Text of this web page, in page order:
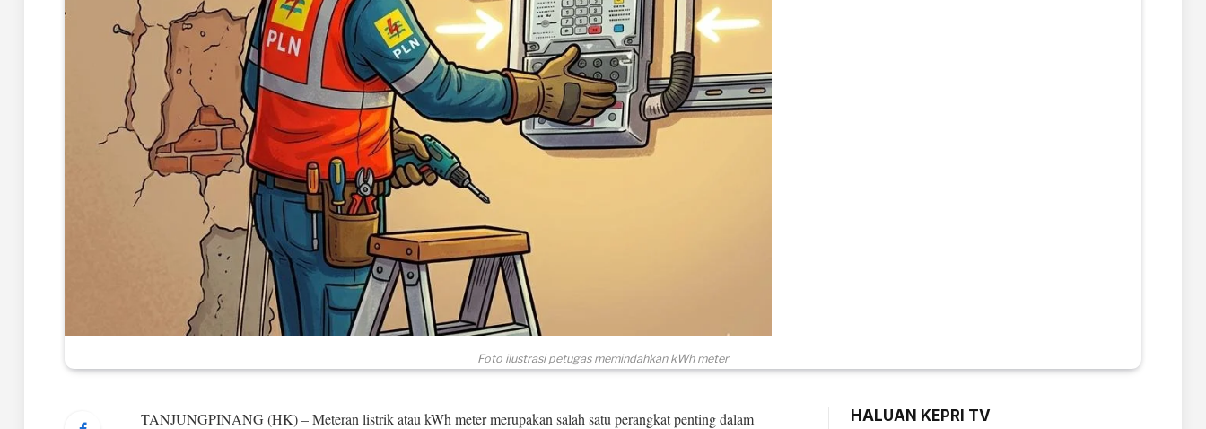
Foto ilustrasi petugas memindahkan kWh meter
TANJUNGPINANG (HK) – Meteran listrik atau kWh meter merupakan salah satu perangkat penting dalam
HALUAN KEPRI TV